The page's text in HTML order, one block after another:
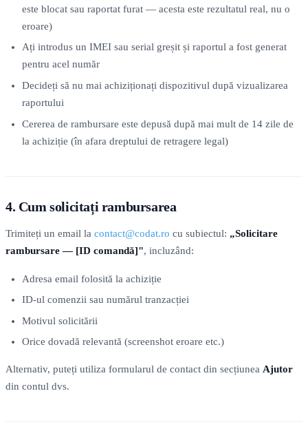
este blocat sau raportat furat — acesta este rezultatul real, nu o
eroare)
Ați introdus un IMEI sau serial greșit și raportul a fost generat
pentru acel număr
Decideți să nu mai achiziționați dispozitivul după vizualizarea
raportului
Cererea de rambursare este depusă după mai mult de 14 zile de
la achiziție (în afara dreptului de retragere legal)
4. Cum solicitați rambursarea
Trimiteți un email la contact@codat.ro cu subiectul: „Solicitare
rambursare — [ID comandă]", incluzând:
Adresa email folosită la achiziție
ID-ul comenzii sau numărul tranzacției
Motivul solicitării
Orice dovadă relevantă (screenshot eroare etc.)
Alternativ, puteți utiliza formularul de contact din secțiunea Ajutor
din contul dvs.